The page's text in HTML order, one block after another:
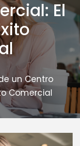
El
un Centro
Comercial